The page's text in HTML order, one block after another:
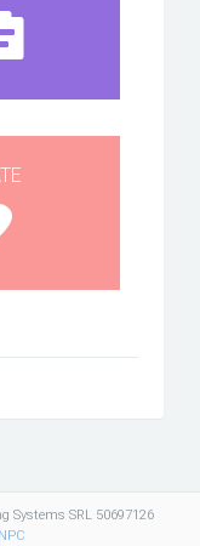
Systems SRL 50697126